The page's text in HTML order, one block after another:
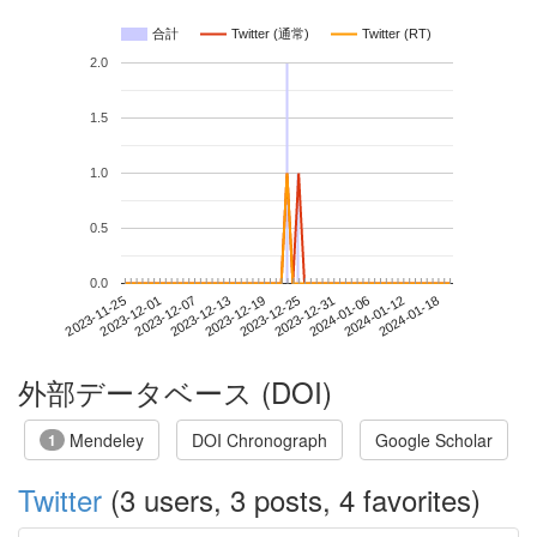
合計 Twitter (通常) Twitter (RT)
2023-11-252023-12-012023-12-072023-12-132023-12-192023-12-252023-12-312024-01-062024-01-122024-01-18
0.0
0.5
1.0
1.5
2.0
外部データベース (DOI)
1 Mendeley DOI Chronograph Google Scholar
Twitter (3 users, 3 posts, 4 favorites)